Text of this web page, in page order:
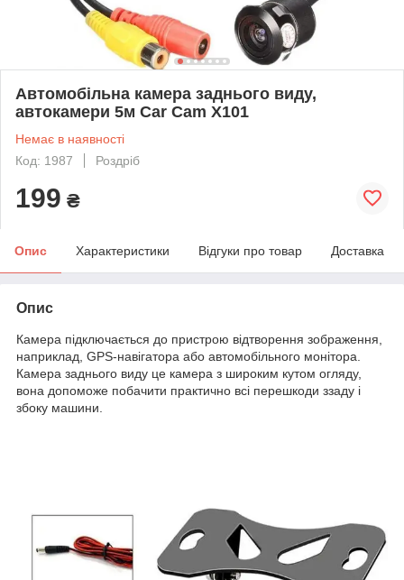
Автомобільна камера заднього виду,
автокамери 5м Car Cam X101
Немає в наявності
Код: 1987
Роздріб
199 ₴
Опис Характеристики Відгуки про товар Доставка
Опис
Камера підключається до пристрою відтворення зображення,
наприклад, GPS-навігатора або автомобільного монітора.
Камера заднього виду це камера з широким кутом огляду,
вона допоможе побачити практично всі перешкоди ззаду і
збоку машини.